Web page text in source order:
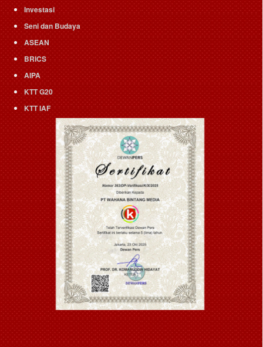
Investasi
Seni dan Budaya
ASEAN
BRICS
AIPA
KTT G20
KTT IAF